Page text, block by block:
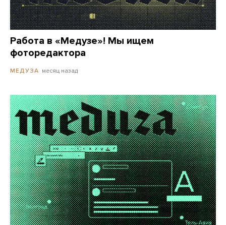
Работа в «Медузе»! Мы ищем
фоторедактора
МЕДУЗА месяц назад